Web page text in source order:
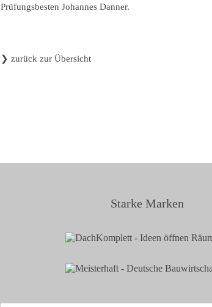
Prüfungsbesten Johannes Danner.
❯ zurück zur Übersicht
Starke Marken